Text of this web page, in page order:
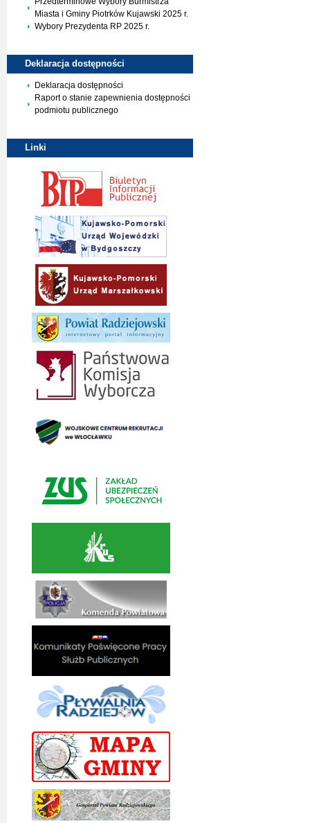
Miasta i Gminy Piotrków Kujawski 2025 r.
Wybory Prezydenta RP 2025 r.
Deklaracja dostępności
Deklaracja dostępności
Raport o stanie zapewnienia dostępności
podmiotu publicznego
Linki